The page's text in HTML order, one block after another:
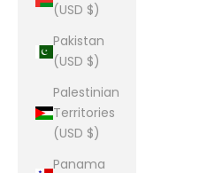
(USD $)
Pakistan
(USD $)
Palestinian
Territories
(USD $)
Panama